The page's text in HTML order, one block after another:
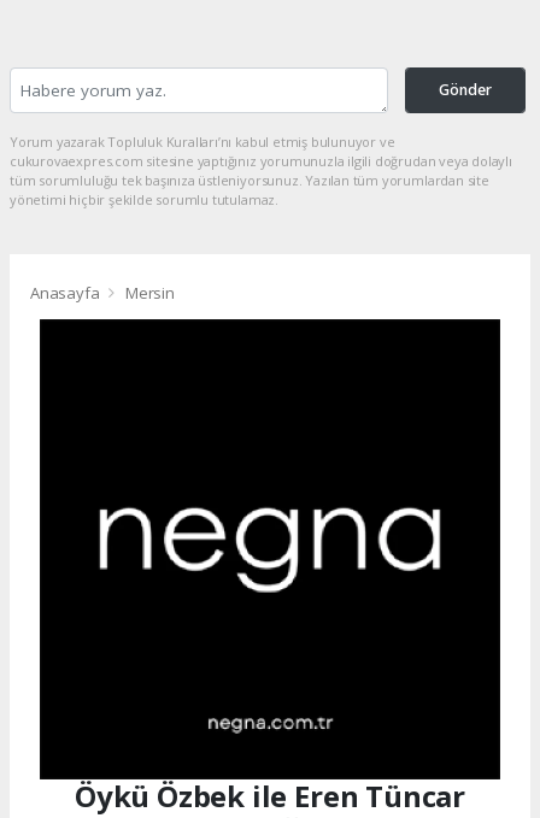
Gönder
Yorum yazarak Topluluk Kuralları’nı kabul etmiş bulunuyor ve
cukurovaexpres.com sitesine yaptığınız yorumunuzla ilgili doğrudan veya dolaylı
tüm sorumluluğu tek başınıza üstleniyorsunuz. Yazılan tüm yorumlardan site
yönetimi hiçbir şekilde sorumlu tutulamaz.
Anasayfa Mersin
Öykü Özbek ile Eren Tüncar